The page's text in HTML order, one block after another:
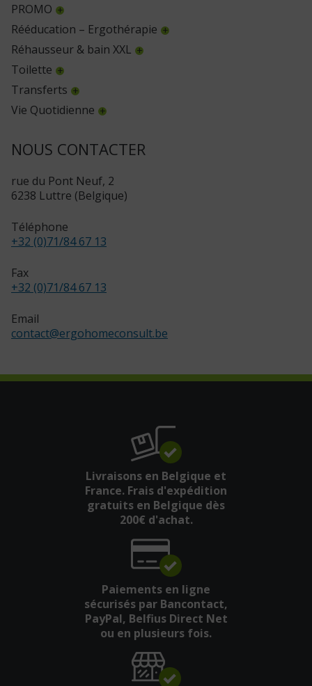
PROMO
Rééducation – Ergothérapie
Réhausseur & bain XXL
Toilette
Transferts
Vie Quotidienne
NOUS CONTACTER
rue du Pont Neuf, 2
6238 Luttre (Belgique)
Téléphone
+32 (0)71/84 67 13
Fax
+32 (0)71/84 67 13
Email
contact@ergohomeconsult.be
Livraisons en Belgique et
France. Frais d'expédition
gratuits en Belgique dès
200€ d'achat.
Paiements en ligne
sécurisés par Bancontact,
PayPal, Belfius Direct Net
ou en plusieurs fois.